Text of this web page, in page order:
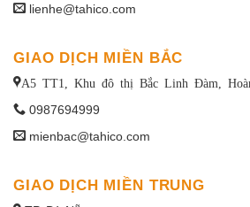
lienhe@tahico.com
GIAO DỊCH MIỀN BẮC
A5 TT1, Khu đô thị Bắc Linh Đàm,
0987694999
mienbac@tahico.com
GIAO DỊCH MIỀN TRUNG